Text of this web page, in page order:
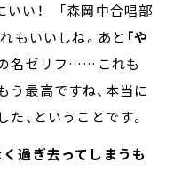
いい！ 「森岡中合唱部
れもいいしね。あと 「や
名ゼリフ……これも
う最高ですね、本当に
た、ということです。
過ぎ去ってしまうも